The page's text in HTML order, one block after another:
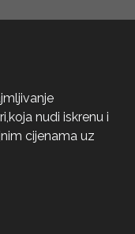
nudi iskrenu i
cijenama uz